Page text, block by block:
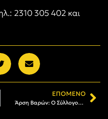
2310 305 402 και
ΕΠΌΜΕΝΟ
Άρση Βαρών: Ο Σύλλογος Ελλήνων Ολυμπιονικών στηρίζει το «Lift For Life V»